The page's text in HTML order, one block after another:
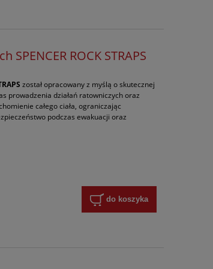
ROCK STRAPS
został opracowany z myślą o skutecznej
prowadzenia działań ratowniczych oraz
całego ciała, ograniczając
podczas ewakuacji oraz
do koszyka